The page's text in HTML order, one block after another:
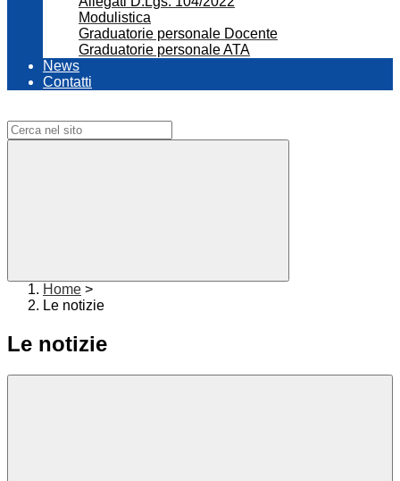
Modulistica
Graduatorie personale Docente
Graduatorie personale ATA
News
Contatti
Home >
Le notizie
Le notizie